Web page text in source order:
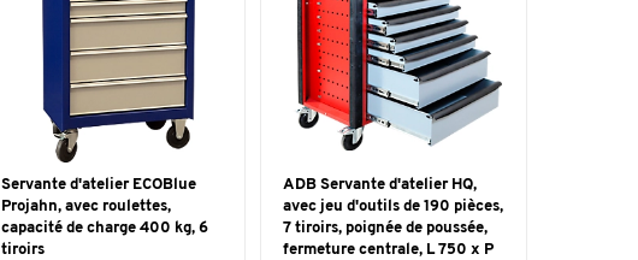
Servante d'atelier ECOBlue
Projahn, avec roulettes,
capacité de charge 400 kg, 6
tiroirs
ADB Servante d'atelier HQ,
avec jeu d'outils de 190 pièces,
7 tiroirs, poignée de poussée,
fermeture centrale, L 750 x P